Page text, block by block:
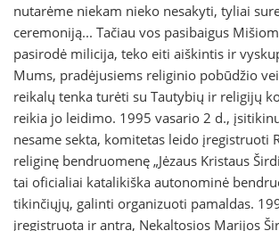
nutarėme niekam nieko nesakyti, tyliai
ceremoniją... Tačiau vos pasibaigus
pasirodė milicija, teko eiti aiškintis ir
Mums, pradėjusiems religinio pobūdžio
reikalų tenka turėti su Tautybių ir religijų
reikia jo leidimo. 1995 vasario 2 d.,
nesame sekta, komitetas leido įregistruoti
religinę bendruomenę „Jėzaus Kristaus
tai oficialiai katalikiška autonominė
tikinčiųjų, galinti organizuoti pamaldas.
įregistruota ir antra, Nekaltosios Marijos